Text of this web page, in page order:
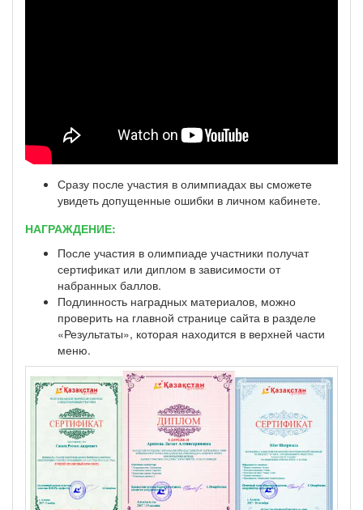
Сразу после участия в олимпиадах вы сможете
увидеть допущенные ошибки в личном кабинете.
НАГРАЖДЕНИЕ:
После участия в олимпиаде участники получат
сертификат или диплом в зависимости от
набранных баллов.
Подлинность наградных материалов, можно
проверить на главной странице сайта в разделе
«Результаты», которая находится в верхней части
меню.